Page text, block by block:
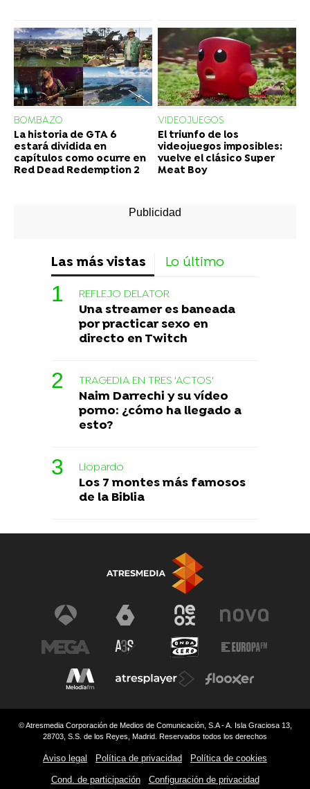
BOMBAZO
La historia de GTA 6
estará dividida en
capítulos como ocurre en
Red Dead Redemption 2
VIDEOJUEGOS
El triunfo de los
videojuegos imposibles:
vuelve el clásico Super
Meat Boy
Las más vistas Lo último
REFLEJO DELATOR
Una streamer es baneada
por practicar sexo en
directo en Twitch
TRAGEDIA EN TRES 'ACTOS'
Naim Darrechi y su vídeo
porno: ¿cómo ha llegado a
esto?
Liopardo
Los 7 montes más famosos
de la Biblia
© Atresmedia Corporación de Medios de Comunicación, S.A - A. Isla Graciosa 13,
28703, S.S. de los Reyes, Madrid. Reservados todos los derechos
Aviso legal Política de privacidad Política de cookies
Cond. de participación Configuración de privacidad